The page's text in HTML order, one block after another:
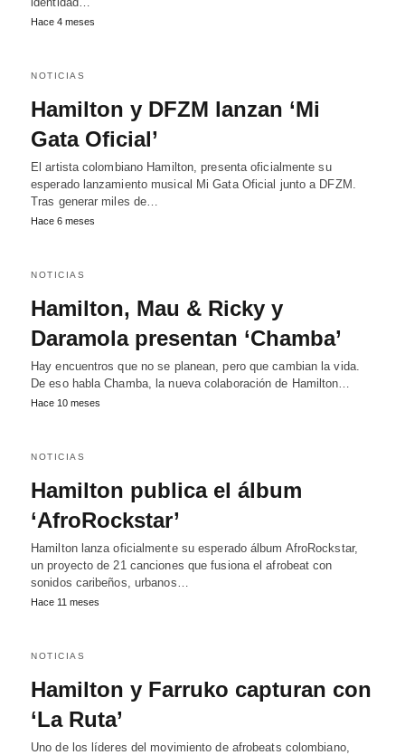
Hace 4 meses
NOTICIAS
Hamilton y DFZM lanzan ‘Mi
Gata Oficial’
El artista colombiano Hamilton, presenta oficialmente su
esperado lanzamiento musical Mi Gata Oficial junto a DFZM.
Tras generar miles de…
Hace 6 meses
NOTICIAS
Hamilton, Mau & Ricky y
Daramola presentan ‘Chamba’
Hay encuentros que no se planean, pero que cambian la vida.
De eso habla Chamba, la nueva colaboración de Hamilton…
Hace 10 meses
NOTICIAS
Hamilton publica el álbum
‘AfroRockstar’
Hamilton lanza oficialmente su esperado álbum AfroRockstar,
un proyecto de 21 canciones que fusiona el afrobeat con
sonidos caribeños, urbanos…
Hace 11 meses
NOTICIAS
Hamilton y Farruko capturan con
‘La Ruta’
Uno de los líderes del movimiento de afrobeats colombiano,